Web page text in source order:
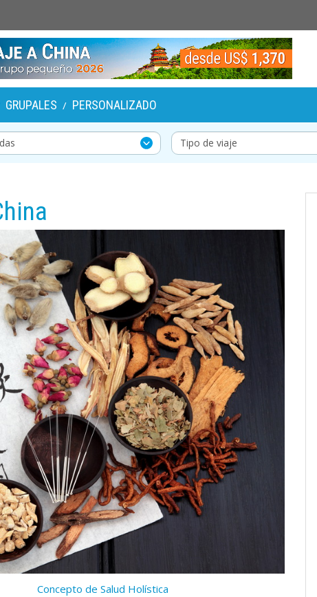
GRUPALES / PERSONALIZADO
Concepto de Salud Holística